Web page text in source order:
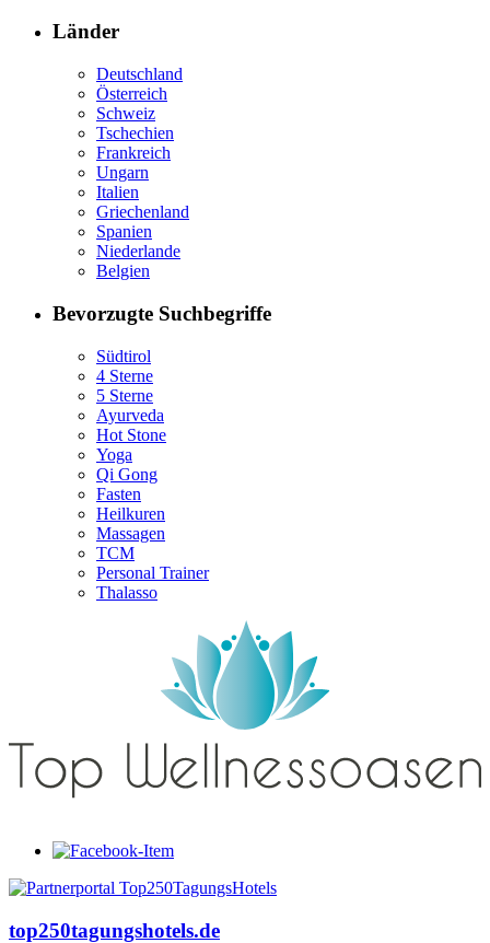
Länder
Deutschland
Österreich
Schweiz
Tschechien
Frankreich
Ungarn
Italien
Griechenland
Spanien
Niederlande
Belgien
Bevorzugte Suchbegriffe
Südtirol
4 Sterne
5 Sterne
Ayurveda
Hot Stone
Yoga
Qi Gong
Fasten
Heilkuren
Massagen
TCM
Personal Trainer
Thalasso
top250tagungshotels.de